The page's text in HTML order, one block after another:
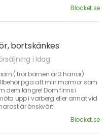
Blocket.se
bortskänkes
i Idag
( tror barnen är 3 hanar)
pga att min mormor som
dem längre! Dom finns i
upp i varberg eller annat vid
är önskvärt!
Blocket.se